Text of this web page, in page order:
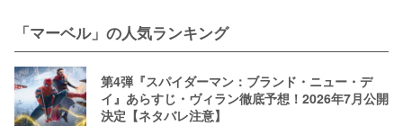
「マーベル」の人気ランキング
第4弾『スパイダーマン：ブランド・ニュー・デ
イ』あらすじ・ヴィラン徹底予想！2026年7月公開
決定【ネタバレ注意】